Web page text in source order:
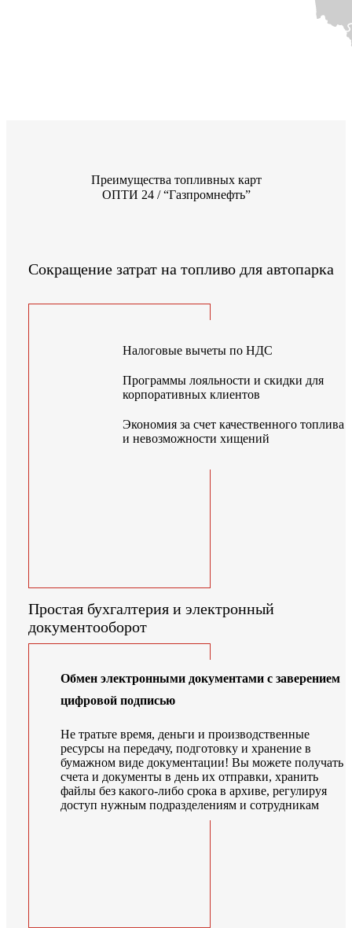
Преимущества топливных карт
ОПТИ 24 / “Газпромнефть”
Сокращение затрат на топливо для автопарка
Налоговые вычеты по НДС
Программы лояльности и скидки для
корпоративных клиентов
Экономия за счет качественного топлива
и невозможности хищений
Простая бухгалтерия и электронный
документооборот
Обмен электронными документами с заверением
цифровой подписью
Не тратьте время, деньги и производственные
ресурсы на передачу, подготовку и хранение в
бумажном виде документации! Вы можете получать
счета и документы в день их отправки, хранить
файлы без какого-либо срока в архиве, регулируя
доступ нужным подразделениям и сотрудникам